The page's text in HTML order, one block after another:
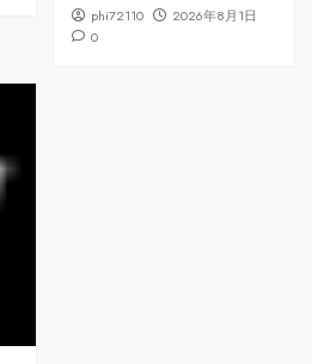
phi72110
2026年8月1日
0